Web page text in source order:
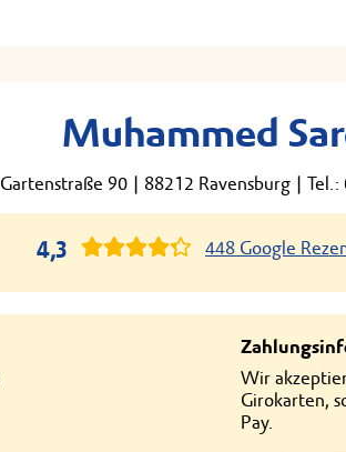
Muhammed
Gartenstraße 90| 88212 Ravensburg| Tel.:
4,3 448 Google
Wir
Girokarten,
Pay.